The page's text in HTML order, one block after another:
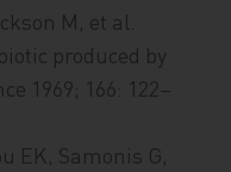
M, et al.
produced by
1969; 166: 122–
EK, Samonis G,